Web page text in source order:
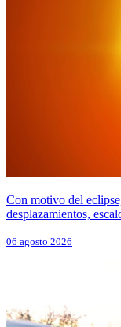
Con motivo del
desplazamientos,
06 agosto 2026